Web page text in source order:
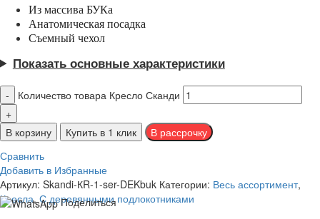
Из массива БУКа
Анатомическая посадка
Съемный чехол
Показать основные характеристики
Количество товара Кресло Сканди
В корзину
Купить в 1 клик
Сравнить
Добавить в Избранные
Артикул: Skandi-КR-1-ser-DEKbuk Категории: Весь ассортимент,
Кресла, С деревянными подлокотниками
Поделиться